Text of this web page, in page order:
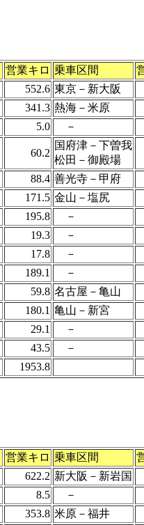
営業キロ 乗車区間
552.6 東京－新大阪
341.3 熱海－米原
5.0 －
60.2
国府津－下曽我
松田－御殿場
88.4 善光寺－甲府
171.5 金山－塩尻
195.8
－
19.3
－
17.8
－
189.1
－
59.8 名古屋－亀山
180.1 亀山－新宮
29.1
－
43.5
－
1953.8
営業キロ 乗車区間
622.2 新大阪－新岩国
8.5
－
353.8 米原－福井